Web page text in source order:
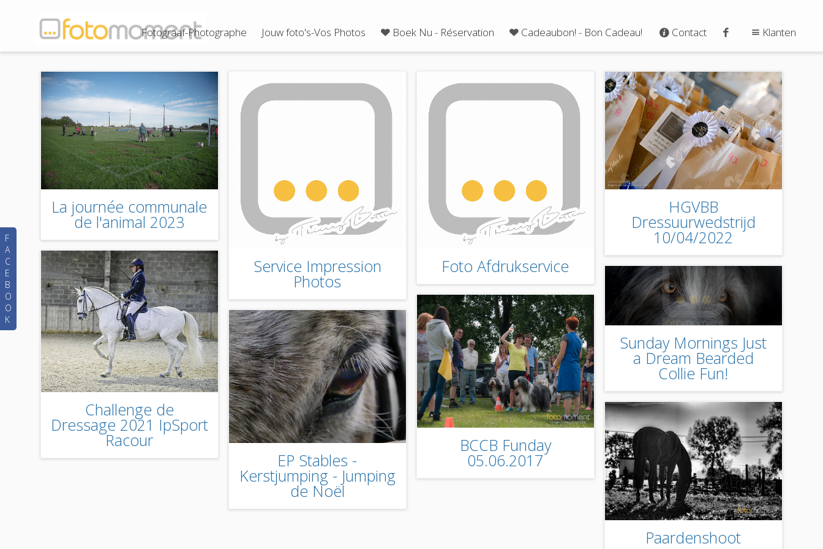
F
A
C
E
B
O
O
K
Fotograaf-Photographe Jouw foto's-Vos Photos Boek Nu - Réservation Cadeaubon! - Bon Cadeau! Contact Klanten
La journée communale
de l'animal 2023
Service Impression
Photos
Foto Afdrukservice
HGVBB
Dressuurwedstrijd
10/04/2022
Challenge de
Dressage 2021 IpSport
Racour
Sunday Mornings Just
a Dream Bearded
Collie Fun!
BCCB Funday
05.06.2017
EP Stables -
Kerstjumping - Jumping
de Noël
Paardenshoot